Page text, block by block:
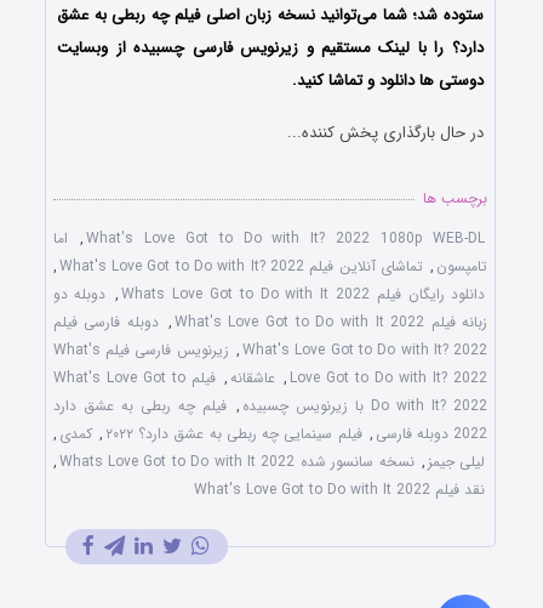
ستوده شد؛ شما می‌توانید نسخه زبان اصلی فیلم چه ربطی به عشق
دارد؟ را با ‌لینک مستقیم و زیرنویس فارسی چسبیده از وبسایت
دوستی ها دانلود و تماشا کنید.
در حال بارگذاری پخش کننده...
برچسب ها
What's Love Got to Do with It? 2022 1080p WEB-DL
, اما
تامپسون , تماشای آنلاین فیلم What's Love Got to Do with It? 2022
,
دانلود رایگان فیلم Whats Love Got to Do with It 2022
, دوبله دو
زبانه فیلم What's Love Got to Do with It 2022
, دوبله فارسی فیلم
What's Love Got to Do with It? 2022
,
زیرنویس فارسی فیلم What's
Love Got to Do with It? 2022
, عاشقانه,
فیلم What's Love Got to
Do with It? 2022 با زیرنویس چسبیده
, فیلم چه ربطی به عشق دارد
2022 دوبله فارسی
, فیلم سینمایی چه ربطی به عشق دارد؟ ۲۰۲۲ , کمدی ,
لیلی جیمز , نسخه سانسور شده Whats Love Got to Do with It 2022
,
نقد فیلم What's Love Got to Do with It 2022